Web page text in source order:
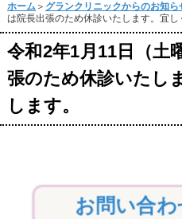
ホーム＞ グランクリニックからのお知ら
は院長出張のため休診いたします。宜し
令和2年1月11日（土
張のため休診いたし
します。
お問い合